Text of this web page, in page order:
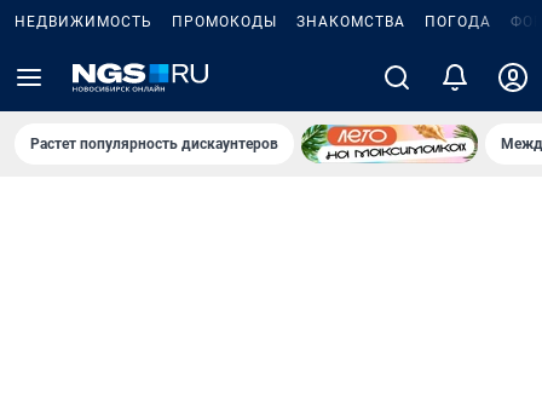
НЕДВИЖИМОСТЬ ПРОМОКОДЫ ЗНАКОМСТВА ПОГОДА
Растет популярность дискаунтеров